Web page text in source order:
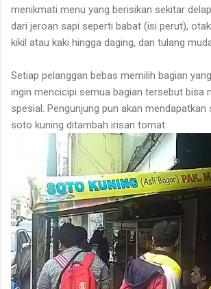
menikmati menu yang berisikan sekitar
dari jeroan sapi seperti babat (isi perut),
kikil atau kaki hingga daging, dan tulang
Setiap pelanggan bebas memilih bagian
ingin mencicipi semua bagian tersebut bisa
spesial. Pengunjung pun akan
soto kuning ditambah irisan tomat.